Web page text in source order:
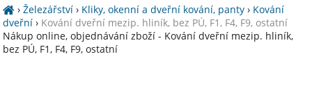
›Železářství › Kliky, okenní a dveřní kování, panty › Kování
dveřní › Kování dveřní mezip. hliník, bez PÚ, F1, F4, F9, ostatní
Nákup online, objednávání zboží - Kování dveřní mezip. hliník,
bez PÚ, F1, F4, F9, ostatní